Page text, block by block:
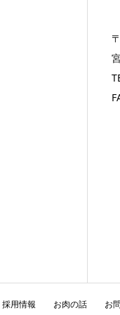
採用情報 お肉の話 お